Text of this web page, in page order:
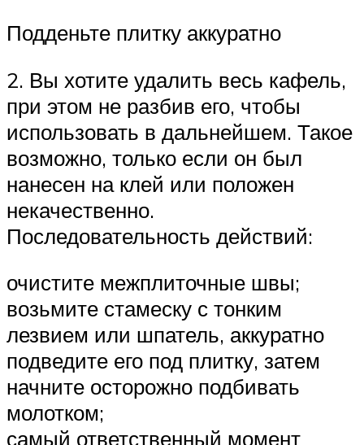
Подденьте плитку аккуратно
2. Вы хотите удалить весь кафель,
при этом не разбив его, чтобы
использовать в дальнейшем. Такое
возможно, только если он был
нанесен на клей или положен
некачественно.
Последовательность действий:
очистите межплиточные швы;
возьмите стамеску с тонким
лезвием или шпатель, аккуратно
подведите его под плитку, затем
начните осторожно подбивать
молотком;
самый ответственный момент